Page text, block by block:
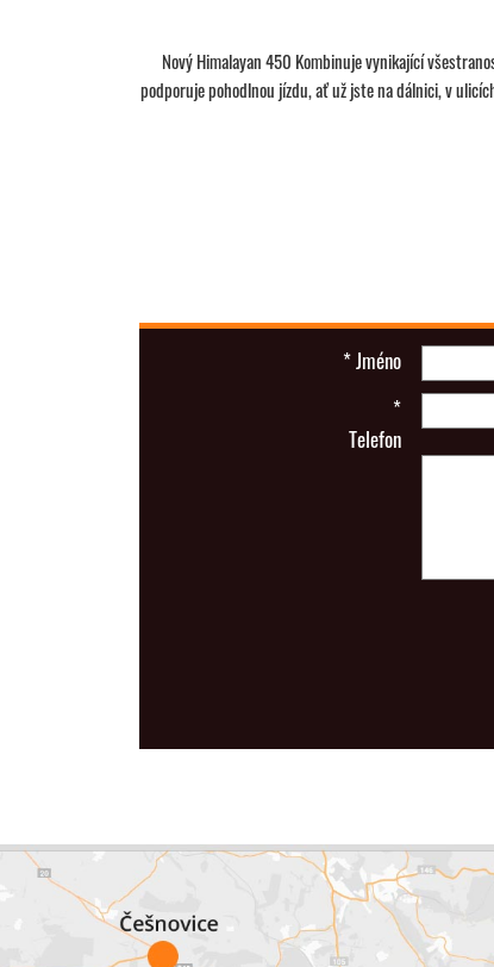
*Jméno
*
Telefon
Nový Himalayan 450 Kombinuje vynikající
podporuje pohodlnou jízdu, ať už jste na dálnici, v